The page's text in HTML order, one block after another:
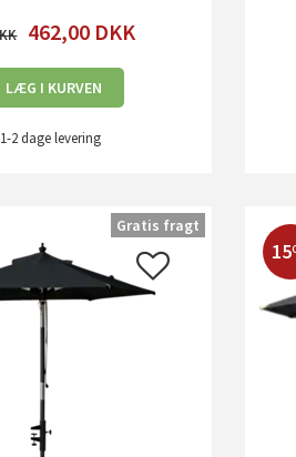
462,00 DKK
LÆG I KURVEN
1-2 dagelevering
Gratis fragt